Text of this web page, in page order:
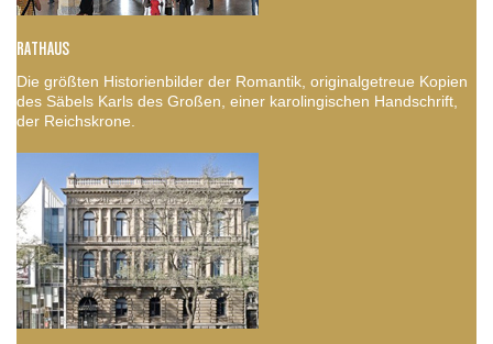
RATHAUS
Die größten Historienbilder der Romantik, originalgetreue Kopien
des Säbels Karls des Großen, einer karolingischen Handschrift,
der Reichskrone.